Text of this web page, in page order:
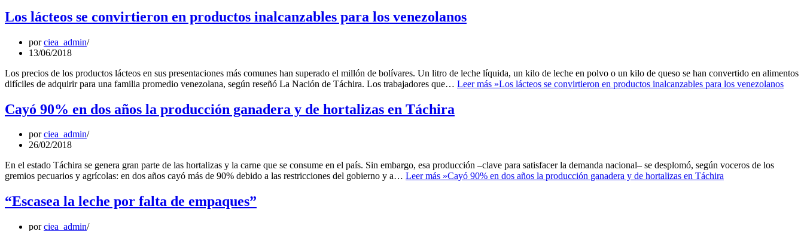
Los lácteos se convirtieron en productos inalcanzables para los venezolanos
porciea_admin
13/06/2018
Los precios de los productos lácteos en sus presentaciones más comunes han superado el millón de bolívares. Un litro de leche líquida, un kilo de leche en polvo o un kilo de queso se han convertido en alimentos
difíciles de adquirir para una familia promedio venezolana, según reseñó La Nación de Táchira. Los trabajadores que… Leer más »Los lácteos se convirtieron en productos inalcanzables para los venezolanos
Cayó 90% en dos años la producción ganadera y de hortalizas en Táchira
porciea_admin
26/02/2018
En el estado Táchira se genera gran parte de las hortalizas y la carne que se consume en el país. Sin embargo, esa producción –clave para satisfacer la demanda nacional– se desplomó, según voceros de los
gremios pecuarios y agrícolas: en dos años cayó más de 90% debido a las restricciones del gobierno y a… Leer más »Cayó 90% en dos años la producción ganadera y de hortalizas en Táchira
“Escasea la leche por falta de empaques”
porciea_admin